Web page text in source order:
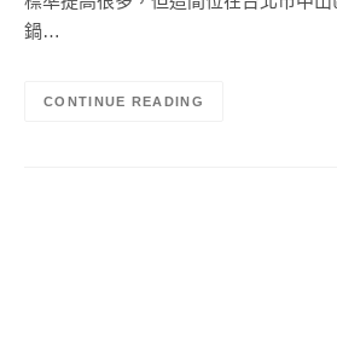
鍋…
CONTINUE READING